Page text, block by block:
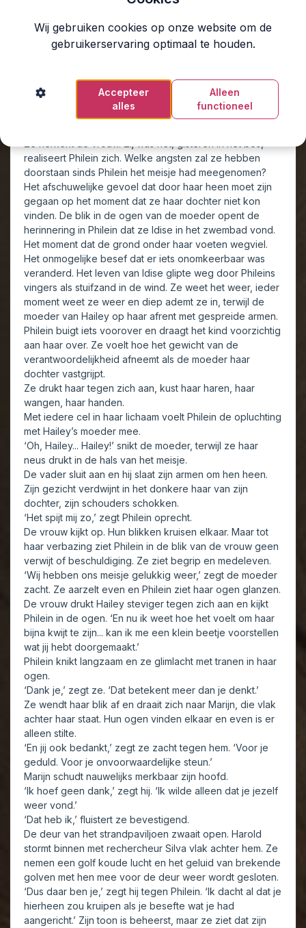
overeind uit één van de Chesterfieldbanken en komt op
hen afgerend. Haar gezicht is bleek, haar ogen rood van
Het meisje in Phileins armen begint druk te bewegen en
tilt haar hoofd uit de deken, zoekend naar het geluid.
realiseert Philein zich. Welke angsten zal ze hebben
doorstaan sinds Philein het meisje had meegenomen?
Het afschuwelijke gevoel dat door haar heen moet zijn
gegaan op het moment dat ze haar dochter niet kon
vinden. De blik in de ogen van de moeder opent de
herinnering in Philein dat ze Idise in het zwembad vond.
Het moment dat de grond onder haar voeten wegviel.
Het onmogelijke besef dat er iets onomkeerbaar was
veranderd. Het leven van Idise glipte weg door Phileins
vingers als stuifzand in de wind. Ze weet het weer, ieder
moment weet ze weer en diep ademt ze in, terwijl de
moeder van Hailey op haar afrent met gespreide armen.
Philein buigt iets voorover en draagt het kind voorzichtig
aan haar over. Ze voelt hoe het gewicht van de
verantwoordelijkheid afneemt als de moeder haar
dochter vastgrijpt.
Ze drukt haar tegen zich aan, kust haar haren, haar
wangen, haar handen.
Met iedere cel in haar lichaam voelt Philein de opluchting
met Hailey’s moeder mee.
‘Oh, Hailey... Hailey!’ snikt de moeder, terwijl ze haar
neus drukt in de hals van het meisje.
De vader sluit aan en hij slaat zijn armen om hen heen.
Zijn gezicht verdwijnt in het donkere haar van zijn
dochter, zijn schouders schokken.
‘Het spijt mij zo,’ zegt Philein oprecht.
De vrouw kijkt op. Hun blikken kruisen elkaar. Maar tot
haar verbazing ziet Philein in de blik van de vrouw geen
verwijt of beschuldiging. Ze ziet begrip en medeleven.
‘Wij hebben ons meisje gelukkig weer,’ zegt de moeder
zacht. Ze aarzelt even en Philein ziet haar ogen glanzen.
De vrouw drukt Hailey steviger tegen zich aan en kijkt
Philein in de ogen. ‘En nu ik weet hoe het voelt om haar
bijna kwijt te zijn... kan ik me een klein beetje voorstellen
wat jij hebt doorgemaakt.’
Philein knikt langzaam en ze glimlacht met tranen in haar
ogen.
‘Dank je,’ zegt ze. ‘Dat betekent meer dan je denkt.’
Ze wendt haar blik af en draait zich naar Marijn, die vlak
achter haar staat. Hun ogen vinden elkaar en even is er
alleen stilte.
‘En jij ook bedankt,’ zegt ze zacht tegen hem. ‘Voor je
geduld. Voor je onvoorwaardelijke steun.’
Marijn schudt nauwelijks merkbaar zijn hoofd.
‘Ik hoef geen dank,’ zegt hij. ‘Ik wilde alleen dat je jezelf
weer vond.’
‘Dat heb ik,’ fluistert ze bevestigend.
De deur van het strandpaviljoen zwaait open. Harold
stormt binnen met rechercheur Silva vlak achter hem. Ze
nemen een golf koude lucht en het geluid van brekende
golven met hen mee voor de deur weer wordt gesloten.
‘Dus daar ben je,’ zegt hij tegen Philein. ‘Ik dacht al dat je
hierheen zou kruipen als je besefte wat je had
aangericht.’ Zijn toon is beheerst, maar ze ziet dat zijn
Wij gebruiken cookies op onze website om de
gebruikerservaring optimaal te houden.
Alleen
functioneel
Accepteer
alles